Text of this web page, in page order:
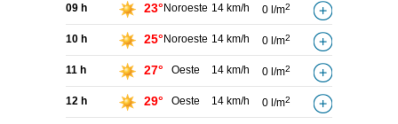
09 h 23° Noroeste 14 km/h 0 l/m2
10 h 25° Noroeste 14 km/h 0 l/m2
11 h 27° Oeste 14 km/h 0 l/m2
12 h 29° Oeste 14 km/h 0 l/m2